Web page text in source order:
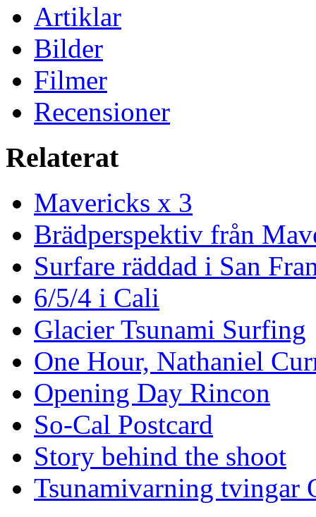
Artiklar
Bilder
Filmer
Recensioner
Relaterat
Mavericks x 3
Brädperspektiv från
Surfare räddad i San
6/5/4 i Cali
Glacier Tsunami Surfing
One Hour, Nathaniel
Opening Day Rincon
So-Cal Postcard
Story behind the shoot
Tsunamivarning tvingar